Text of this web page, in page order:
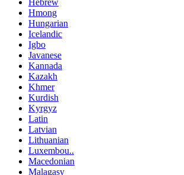
Hebrew
Hmong
Hungarian
Icelandic
Igbo
Javanese
Kannada
Kazakh
Khmer
Kurdish
Kyrgyz
Latin
Latvian
Lithuanian
Luxembou..
Macedonian
Malagasy